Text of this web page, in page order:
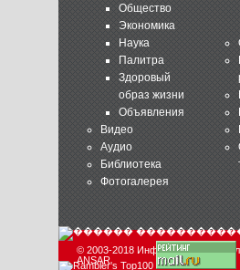
Общество
Экономика
Наука
Палитра
Здоровый
образ жизни
Объявления
Видео
Аудио
Библиотека
Фотогалерея
© 2003-2018 Информационно-
ANSAR